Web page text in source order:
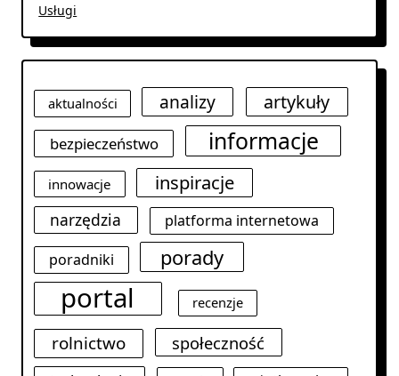
Usługi
aktualności analizy artykuły
bezpieczeństwo informacje
innowacje inspiracje
narzędzia
platforma internetowa
poradniki
porady
portal recenzje
rolnictwo społeczność